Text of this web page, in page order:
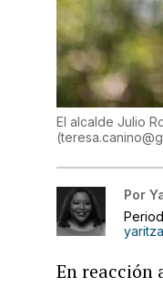
El alcalde Julio
(
Por
En reacción